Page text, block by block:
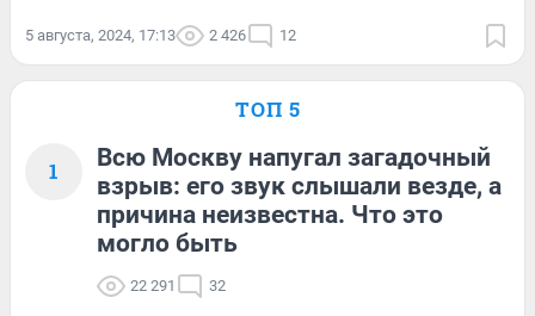
5 августа, 2024, 17:13 2 426 12
ТОП 5
1
Всю Москву напугал загадочный
взрыв: его звук слышали везде, а
причина неизвестна. Что это
могло быть
22 291 32